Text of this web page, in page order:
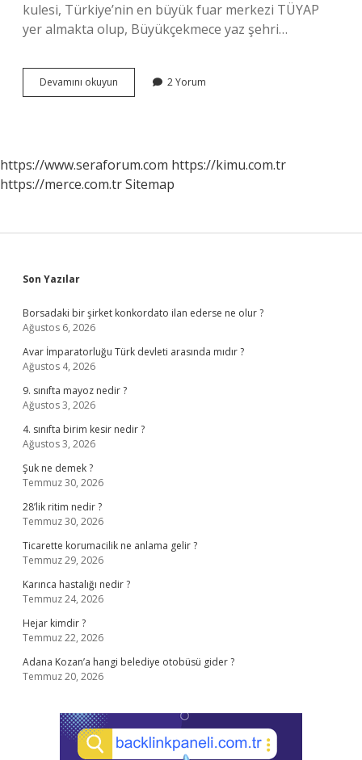
kulesi, Türkiye’nin en büyük fuar merkezi TÜYAP
yer almakta olup, Büyükçekmece yaz şehri…
Devamını okuyun Büyükçekmece
Güzel
2 Yorum
https://www.seraforum.com https://kimu.com.tr
https://merce.com.trSitemap
Sidebar
Son Yazılar
Borsadaki bir şirket konkordato ilan ederse ne olur ?
Ağustos 6, 2026
Avar İmparatorluğu Türk devleti arasında mıdır ?
Ağustos 4, 2026
9. sınıfta mayoz nedir ?
Ağustos 3, 2026
4. sınıfta birim kesir nedir ?
Ağustos 3, 2026
Şuk ne demek ?
Temmuz 30, 2026
28’lik ritim nedir ?
Temmuz 30, 2026
Ticarette korumacilik ne anlama gelir ?
Temmuz 29, 2026
Karınca hastalığı nedir ?
Temmuz 24, 2026
Hejar kimdir ?
Temmuz 22, 2026
Adana Kozan’a hangi belediye otobüsü gider ?
Temmuz 20, 2026